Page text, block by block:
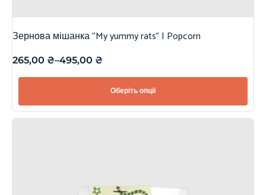
Зернова мішанка “My yummy rats” | Popcorn
265,00 ₴–495,00 ₴
Оберіть опції